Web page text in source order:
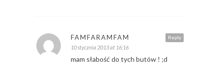
Reply
FAMFARAMFAM
10 stycznia 2013 at 16:16
mam słabość do tych butów ! ;d